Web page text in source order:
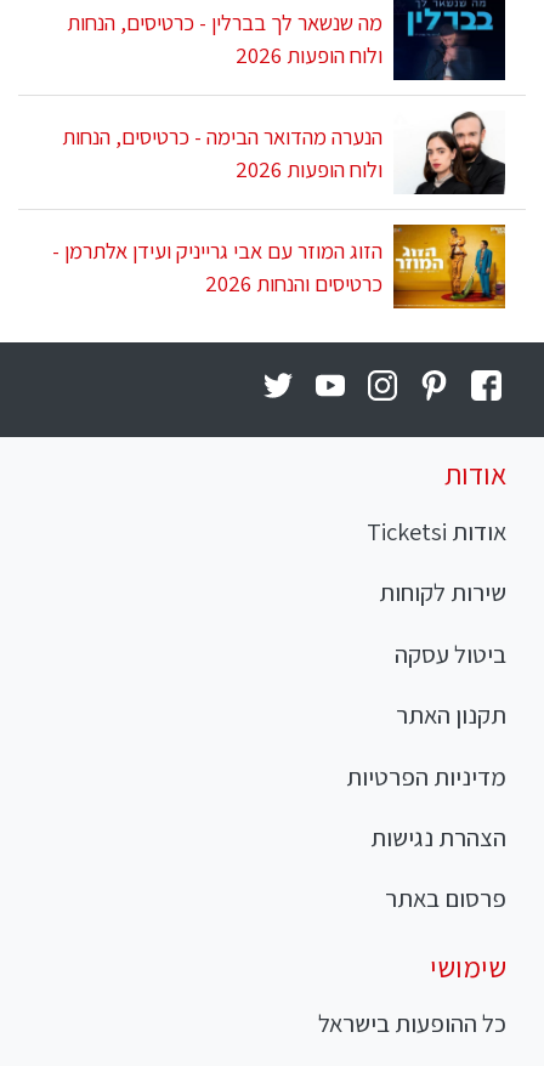
מה שנשאר לך בברלין - כרטיסים, הנחות
ולוח הופעות 2026
הנערה מהדואר הבימה - כרטיסים, הנחות
ולוח הופעות 2026
הזוג המוזר עם אבי גרייניק ועידן אלתרמן -
כרטיסים והנחות 2026
אודות
אודות Ticketsi
שירות לקוחות
ביטול עסקה
תקנון האתר
מדיניות הפרטיות
הצהרת נגישות
פרסום באתר
שימושי
כל ההופעות בישראל